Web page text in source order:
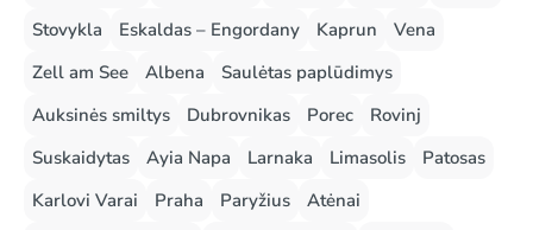
Stovykla
Eskaldas – Engordany Kaprun
Vena
Zell am See
Albena
Saulėtas paplūdimys
Auksinės smiltys
Dubrovnikas Porec
Rovinj
Suskaidytas
Ayia Napa Larnaka Limasolis
Patosas
Karlovi Varai
Praha Paryžius
Atėnai